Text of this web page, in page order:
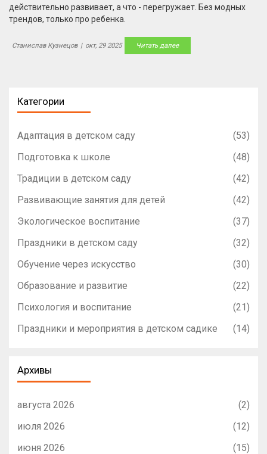
действительно развивает, а что - перегружает. Без модных
трендов, только про ребенка.
Станислав Кузнецов | окт, 29 2025 Читать далее
Категории
Адаптация в детском саду
(53)
Подготовка к школе
(48)
Традиции в детском саду
(42)
Развивающие занятия для детей
(42)
Экологическое воспитание
(37)
Праздники в детском саду
(32)
Обучение через искусство
(30)
Образование и развитие
(22)
Психология и воспитание
(21)
Праздники и мероприятия в детском садике
(14)
Архивы
августа 2026
(2)
июля 2026
(12)
июня 2026
(15)